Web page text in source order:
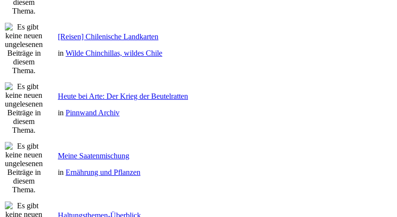
[Reisen] Chilenische Landkarten
in Wilde Chinchillas, wildes Chile
Heute bei Arte: Der Krieg der Beutelratten
in Pinnwand Archiv
Meine Saatenmischung
in Ernährung und Pflanzen
Haltungsthemen-Überblick